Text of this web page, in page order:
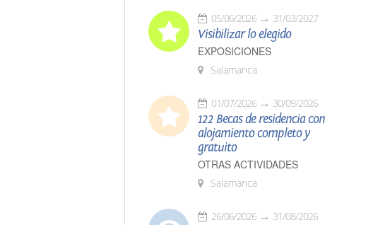
05/06/2026 31/03/2027
Visibilizar lo elegido
EXPOSICIONES
Salamanca
01/07/2026 30/09/2026
122 Becas de residencia con
alojamiento completo y
gratuito
OTRAS ACTIVIDADES
Salamanca
26/06/2026 31/08/2026